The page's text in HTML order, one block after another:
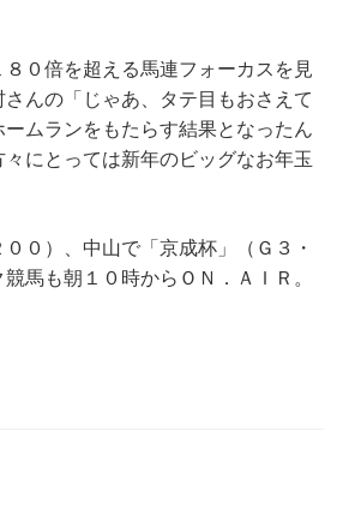
０倍を超える馬連フォーカスを見
んの「じゃあ、タテ目もおさえて
ムランをもたらす結果となったん
にとっては新年のビッグなお年玉
０）、中山で「京成杯」（Ｇ３・
馬も朝１０時からＯＮ．ＡＩＲ。